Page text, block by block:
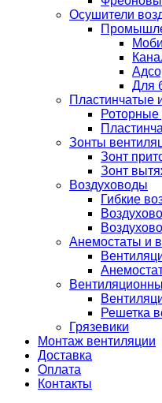
Осушители
Для
Пластинчатые
Роторные
Зонты
Зонт
Зонт
Воздуховоды
Гибкие
Анемостаты и
Решетка
Грязевики
Монтаж вентиляции
Доставка
Оплата
Контакты